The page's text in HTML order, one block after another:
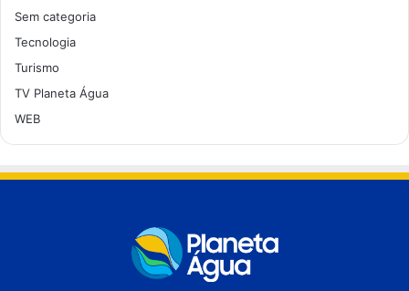
Sem categoria
Tecnologia
Turismo
TV Planeta Água
WEB